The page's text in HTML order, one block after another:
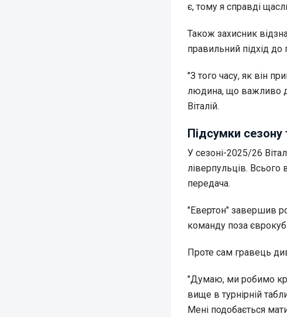
є, тому я справді
Також захисник
правильний підхід до
"З того часу, як він
людина, що важливо
Віталій.
Підсумки сезону
У сезоні-2025/26
ліверпульців. Всього
передача.
"Евертон" завершив
команду поза
Проте сам гравець
"Думаю, ми робимо
вище в турнірній
Мені подобається